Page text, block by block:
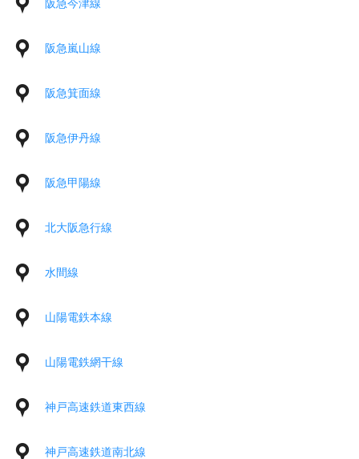
阪急今津線
阪急嵐山線
阪急箕面線
阪急伊丹線
阪急甲陽線
北大阪急行線
水間線
山陽電鉄本線
山陽電鉄網干線
神戸高速鉄道東西線
神戸高速鉄道南北線